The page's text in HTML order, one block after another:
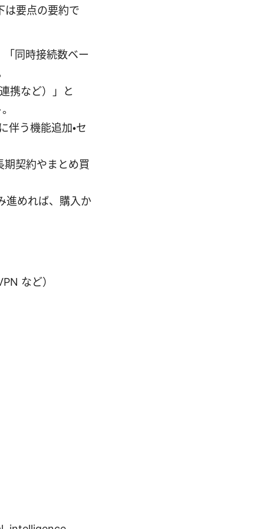
は要点の要約で
同時接続数ベー
携など）」と
う機能追加・セ
期契約やまとめ買
進めれば、購入か
など）